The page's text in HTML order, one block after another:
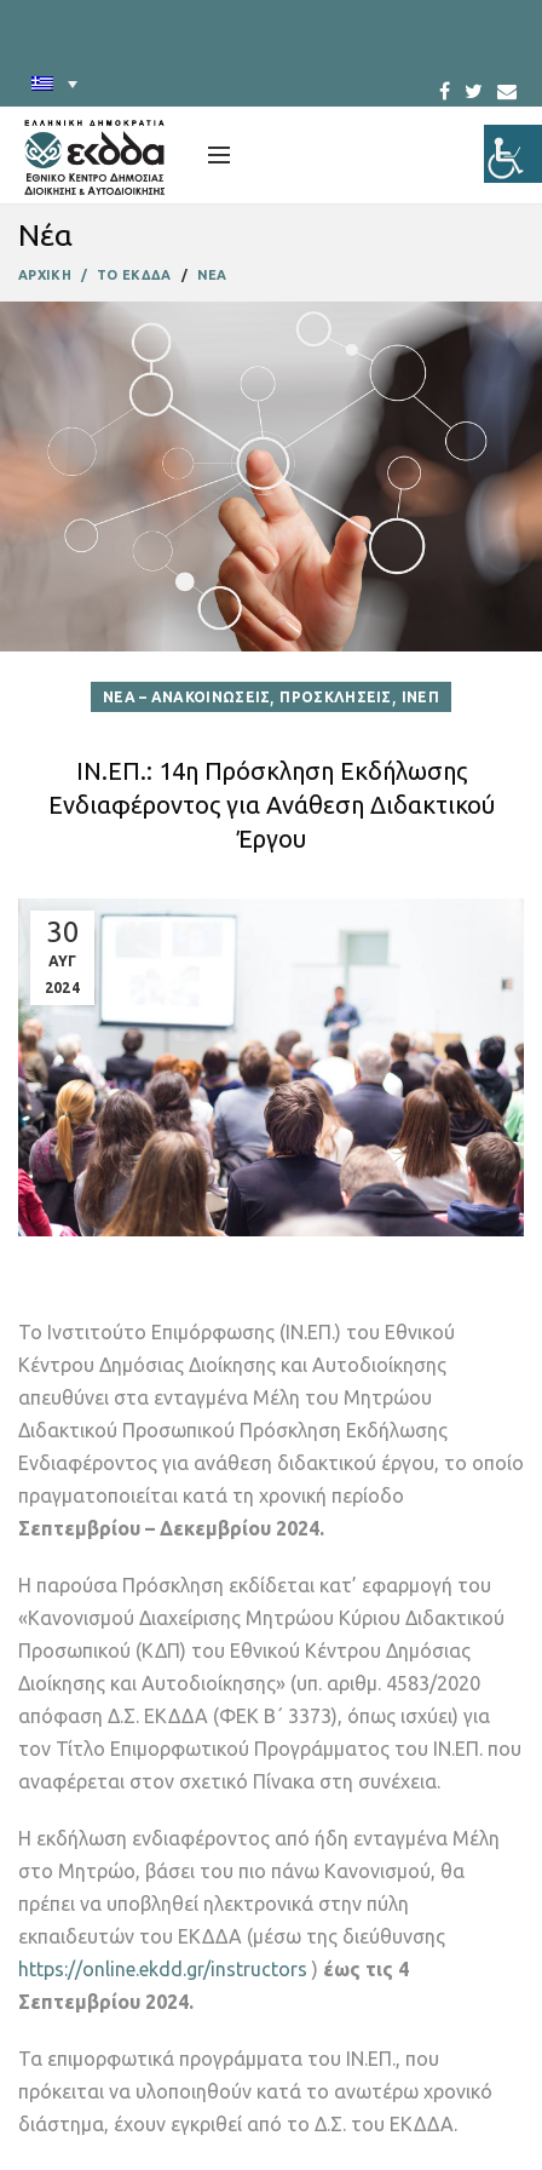
Νέα
ΑΡΧΙΚΗ ΤΟ ΕΚΔΔΑ ΝΕΑ
ΝΕΑ – ΑΝΑΚΟΙΝΩΣΕΙΣ, ΠΡΟΣΚΛΗΣΕΙΣ , ΙΝΕΠ
ΙΝ.ΕΠ.: 14η Πρόσκληση Εκδήλωσης
Ενδιαφέροντος για Ανάθεση Διδακτικού
Έργου
30
ΑΥΓ
2024
Το Ινστιτούτο Επιμόρφωσης (ΙΝ.ΕΠ.) του Εθνικού
Κέντρου Δημόσιας Διοίκησης και Αυτοδιοίκησης
απευθύνει στα ενταγμένα Μέλη του Μητρώου
Διδακτικού Προσωπικού Πρόσκληση Εκδήλωσης
Ενδιαφέροντος για ανάθεση διδακτικού έργου, το οποίο
πραγματοποιείται κατά τη χρονική περίοδο
Σεπτεμβρίου – Δεκεμβρίου 2024.
Η παρούσα Πρόσκληση εκδίδεται κατ’ εφαρμογή του
«Κανονισμού Διαχείρισης Μητρώου Κύριου Διδακτικού
Προσωπικού (ΚΔΠ) του Εθνικού Κέντρου Δημόσιας
Διοίκησης και Αυτοδιοίκησης» (υπ. αριθμ. 4583/2020
απόφαση Δ.Σ. ΕΚΔΔΑ (ΦΕΚ B΄ 3373), όπως ισχύει) για
τον Τίτλο Επιμορφωτικού Προγράμματος του ΙΝ.ΕΠ. που
αναφέρεται στον σχετικό Πίνακα στη συνέχεια.
Η εκδήλωση ενδιαφέροντος από ήδη ενταγμένα Μέλη
στο Μητρώο, βάσει του πιο πάνω Κανονισμού, θα
πρέπει να υποβληθεί ηλεκτρονικά στην πύλη
εκπαιδευτών του ΕΚΔΔΑ (μέσω της διεύθυνσης
https://online.ekdd.gr/instructors ) έως τις 4
Σεπτεμβρίου 2024.
Τα επιμορφωτικά προγράμματα του ΙΝ.ΕΠ., που
πρόκειται να υλοποιηθούν κατά το ανωτέρω χρονικό
διάστημα, έχουν εγκριθεί από το Δ.Σ. του ΕΚΔΔΑ.